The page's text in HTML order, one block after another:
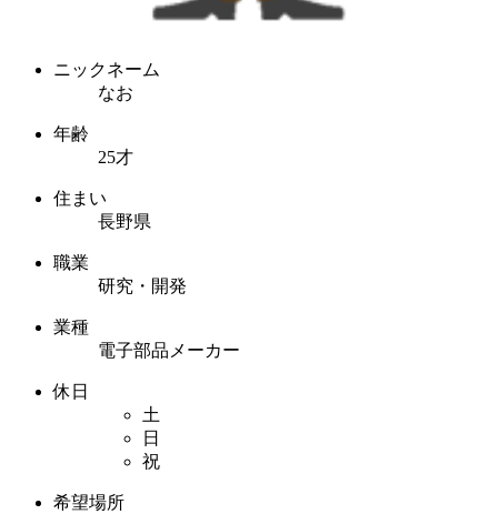
ニックネーム
なお
年齢
25才
住まい
長野県
職業
研究・開発
業種
電子部品メーカー
休日
土
日
祝
希望場所